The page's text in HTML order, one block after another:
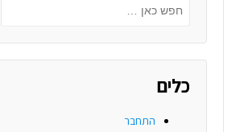
כלים
התחבר